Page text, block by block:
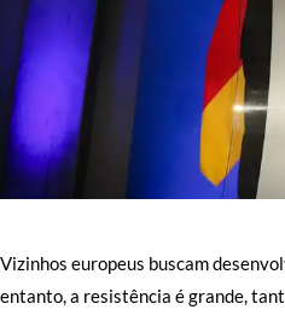
Vizinhos europeus buscam
entanto, a resistência é grande,